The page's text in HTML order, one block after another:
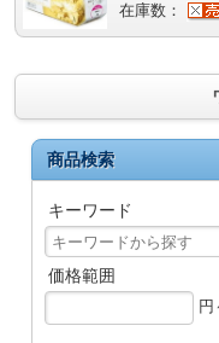
在庫数：
商品検索
キーワード
価格範囲
円